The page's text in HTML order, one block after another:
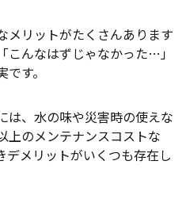
メリットがたくさんあります
こんなはずじゃなかった…」
す。
は、水の味や災害時の使えな
上のメンテナンスコストな
デメリットがいくつも存在し